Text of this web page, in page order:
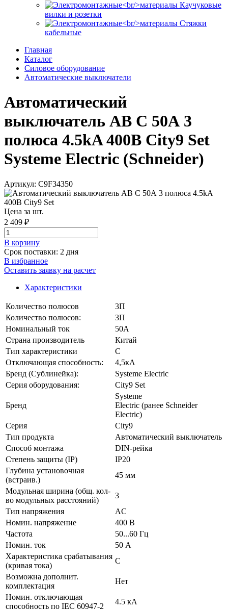
Каучуковые
вилки и розетки
Стяжки
кабельные
Главная
Каталог
Силовое оборудование
Автоматические выключатели
Автоматический
выключатель АВ C 50А 3
полюса 4.5kA 400В City9 Set
Systeme Electric (Schneider)
Артикул: C9F34350
Цена за шт.
2 409 ₽
В корзинy
Срок поставки: 2 дня
В избранное
Оставить заявку на расчет
Характеристики
Количество полюсов
3П
Количество полюсов:
3П
Номинальный ток
50А
Страна производитель
Китай
Тип характеристики
C
Отключающая способность:
4,5кА
Бренд (Сублинейка):
Systeme Electric
Серия оборудования:
City9 Set
Бренд
Systeme
Electric (ранее Schneider
Electric)
Серия
City9
Тип продукта
Автоматический выключатель
Способ монтажа
DIN-рейка
Степень защиты (IP)
IP20
Глубина установочная
(встраив.)
45 мм
Модульная ширина (общ. кол-
во модульных расстояний)
3
Тип напряжения
AC
Номин. напряжение
400 В
Частота
50...60 Гц
Номин. ток
50 А
Характеристика срабатывания
(кривая тока)
C
Возможна дополнит.
комплектация
Нет
Номин. отключающая
способность по IEC 60947-2
4.5 кА